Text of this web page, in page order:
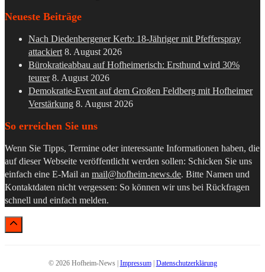
Neueste Beiträge
Nach Diedenbergener Kerb: 18-Jähriger mit Pfefferspray
attackiert 8. August 2026
Bürokratieabbau auf Hofheimerisch: Ersthund wird 30%
teurer 8. August 2026
Demokratie-Event auf dem Großen Feldberg mit Hofheimer
Verstärkung 8. August 2026
So erreichen Sie uns
Wenn Sie Tipps, Termine oder interessante Informationen haben, die
auf dieser Webseite veröffentlicht werden sollen: Schicken Sie uns
einfach eine E-Mail an mail@hofheim-news.de. Bitte Namen und
Kontaktdaten nicht vergessen: So können wir uns bei Rückfragen
schnell und einfach melden.
© 2026 Hofheim-News | Impressum| Datenschutzerklärung